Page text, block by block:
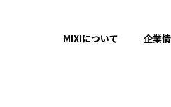
MIXIについて 企業